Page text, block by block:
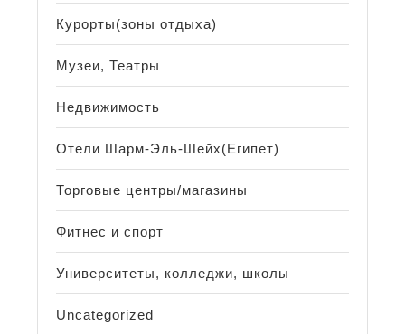
Курорты(зоны отдыха)
Музеи, Театры
Недвижимость
Отели Шарм-Эль-Шейх(Египет)
Торговые центры/магазины
Фитнес и спорт
Университеты, колледжи, школы
Uncategorized